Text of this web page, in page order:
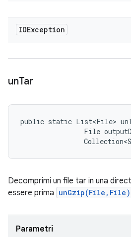
IOException
unTar
public static List<File>
File
Decomprimi un file tar in una
essere prima unGzip(File,File)
Parametri